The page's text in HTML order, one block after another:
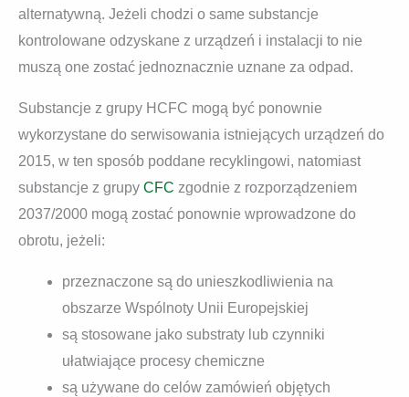
alternatywną. Jeżeli chodzi o same substancje
kontrolowane odzyskane z urządzeń i instalacji to nie
muszą one zostać jednoznacznie uznane za odpad.
Substancje z grupy HCFC mogą być ponownie
wykorzystane do serwisowania istniejących urządzeń do
2015, w ten sposób poddane recyklingowi, natomiast
substancje z grupy CFC zgodnie z rozporządzeniem
2037/2000 mogą zostać ponownie wprowadzone do
obrotu, jeżeli:
przeznaczone są do unieszkodliwienia na
obszarze Wspólnoty Unii Europejskiej
są stosowane jako substraty lub czynniki
ułatwiające procesy chemiczne
są używane do celów zamówień objętych